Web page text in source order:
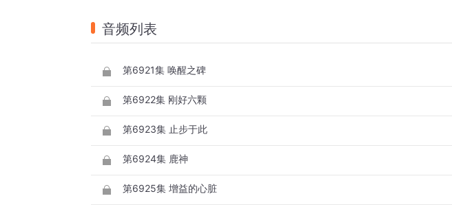
音频列表
第6921集 唤醒之碑
第6922集 刚好六颗
第6923集 止步于此
第6924集 鹿神
第6925集 增益的心脏